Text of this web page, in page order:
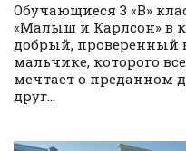
Обучающиеся 3 «В»
«Малыш и Карлсон» в
добрый, проверенный
мальчике, которого
мечтает о преданном
друг...